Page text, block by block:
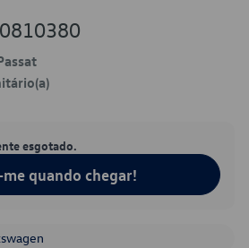
esgotado.
quando chegar!